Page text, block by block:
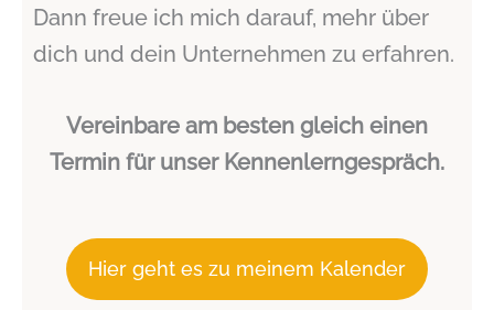
Dann freue ich mich darauf, mehr über
dich und dein Unternehmen zu erfahren.
Vereinbare am besten gleich einen
Termin für unser Kennenlerngespräch.
Hier geht es zu meinem Kalender